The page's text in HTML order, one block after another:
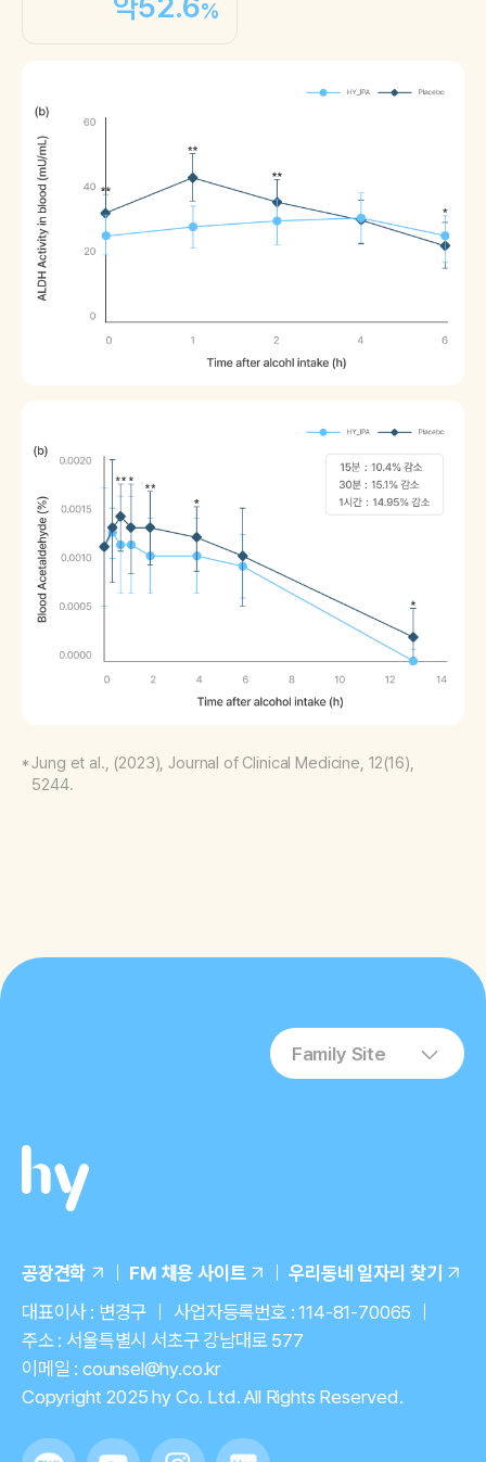
%
Jung et al., (2023), Journal of Clinical Medicine, 12(16),
5244.
Family Site
공장견학 FM 채용 사이트
우리동네 일자리 찾기
대표이사 : 변경구
사업자등록번호 : 114-81-70065
주소 : 서울특별시 서초구 강남대로 577
이메일 : counsel@hy.co.kr
Copyright 2025 hy Co. Ltd. All Rights Reserved.